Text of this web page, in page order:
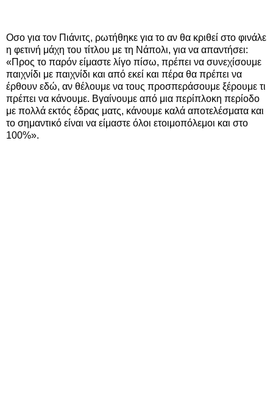
Οσο για τον Πιάνιτς, ρωτήθηκε για το αν θα κριθεί στο φινάλε
η φετινή μάχη του τίτλου με τη Νάπολι, για να απαντήσει:
«Προς το παρόν είμαστε λίγο πίσω, πρέπει να συνεχίσουμε
παιχνίδι με παιχνίδι και από εκεί και πέρα θα πρέπει να
έρθουν εδώ, αν θέλουμε να τους προσπεράσουμε ξέρουμε τι
πρέπει να κάνουμε. Βγαίνουμε από μια περίπλοκη περίοδο
με πολλά εκτός έδρας ματς, κάνουμε καλά αποτελέσματα και
το σημαντικό είναι να είμαστε όλοι ετοιμοπόλεμοι και στο
100%».